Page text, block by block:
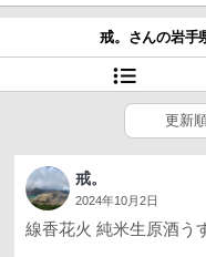
戒。さんの岩手
更新
戒。
2024年10月2日
線香花火 純米生原酒う